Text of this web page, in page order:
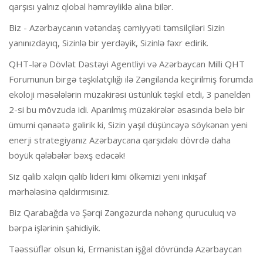
qarşısı yalnız qlobal həmrəyliklə alına bilər.
Biz - Azərbaycanın vətəndaş cəmiyyəti təmsilçiləri Sizin
yanınızdayıq, Sizinlə bir yerdəyik, Sizinlə fəxr edirik.
QHT-lərə Dövlət Dəstəyi Agentliyi və Azərbaycan Milli QHT
Forumunun birgə təşkilatçılığı ilə Zəngilanda keçirilmiş forumda
ekoloji məsələlərin müzakirəsi üstünlük təşkil etdi, 3 paneldən
2-si bu mövzuda idi. Aparılmış müzakirələr əsasında belə bir
ümumi qənaətə gəlirik ki, Sizin yaşıl düşüncəyə söykənən yeni
enerji strategiyanız Azərbaycana qarşıdakı dövrdə daha
böyük qələbələr bəxş edəcək!
Siz qalib xalqın qalib lideri kimi ölkəmizi yeni inkişaf
mərhələsinə qaldırmısınız.
Biz Qarabağda və Şərqi Zəngəzurda nəhəng quruculuq və
bərpa işlərinin şahidiyik.
Təəssüflər olsun ki, Ermənistan işğal dövründə Azərbaycan